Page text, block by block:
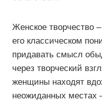
Женское творчество
его классическом
придавать смысл
через творческий
женщины находят
неожиданных местах